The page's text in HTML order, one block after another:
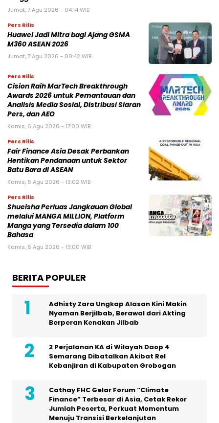
Jumat, 7 Agu 2026 - 04:14 WIB
Pers Rilis
Huawei Jadi Mitra bagi Ajang GSMA
M360 ASEAN 2026
Jumat, 7 Agu 2026 - 00:42 WIB
Pers Rilis
Cision Raih MarTech Breakthrough
Awards 2026 untuk Pemantauan dan
Analisis Media Sosial, Distribusi Siaran
Pers, dan AEO
Kamis, 6 Agu 2026 - 17:00 WIB
Pers Rilis
Fair Finance Asia Desak Perbankan
Hentikan Pendanaan untuk Sektor
Batu Bara di ASEAN
Kamis, 6 Agu 2026 - 13:02 WIB
Pers Rilis
Shueisha Perluas Jangkauan Global
melalui MANGA MILLION, Platform
Manga yang Tersedia dalam 100
Bahasa
Kamis, 6 Agu 2026 - 13:00 WIB
BERITA POPULER
Adhisty Zara Ungkap Alasan Kini Makin
Nyaman Berjilbab, Berawal dari Akting
Berperan Kenakan Jilbab
2 Perjalanan KA di Wilayah Daop 4
Semarang Dibatalkan Akibat Rel
Kebanjiran di Kabupaten Grobogan
Cathay FHC Gelar Forum “Climate
Finance” Terbesar di Asia, Cetak Rekor
Jumlah Peserta, Perkuat Momentum
Menuju Transisi Berkelanjutan